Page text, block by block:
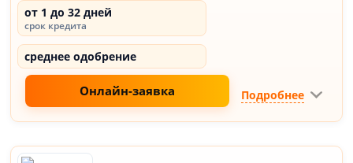
от 1 до 32 дней
срок кредита
среднее одобрение
Онлайн-заявка Подробнее